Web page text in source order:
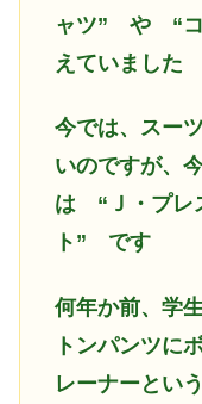
ャツ” や “コ
えていました
今では、スー
いのですが、
は “Ｊ・プレ
ト” です
何年か前、学
トンパンツに
レーナーとい